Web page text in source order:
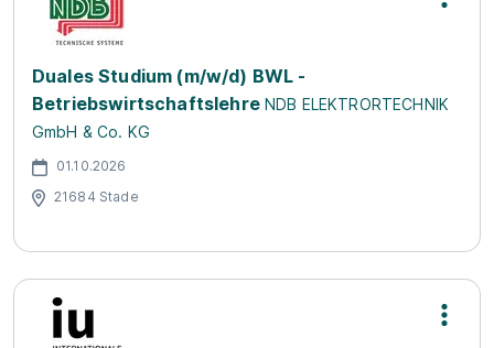
Duales Studium (m/w/d) BWL -
Betriebswirtschaftslehre NDB ELEKTRORTECHNIK
GmbH & Co. KG
01.10.2026
21684 Stade